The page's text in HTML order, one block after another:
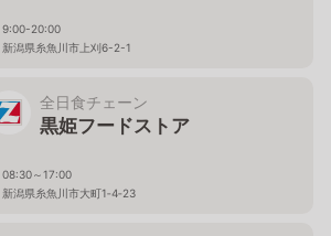
9:00-20:00
新潟県糸魚川市上刈6-2-1
全日食チェーン
黒姫フードストア
08:30～17:00
新潟県糸魚川市大町1‐4‐23